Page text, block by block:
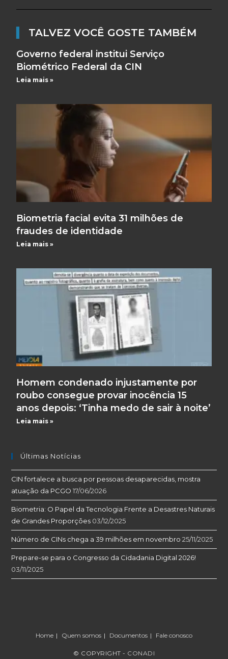
TALVEZ VOCÊ GOSTE TAMBÉM
Governo federal institui Serviço
Biométrico Federal da CIN
Leia mais »
Biometria facial evita 31 milhões de
fraudes de identidade
Leia mais »
Homem condenado injustamente por
roubo consegue provar inocência 15
anos depois: ‘Tinha medo de sair à noite’
Leia mais »
Últimas Notícias
CIN fortalece a busca por pessoas desaparecidas, mostra
atuação da PCGO 17/06/2026
Biometria: O Papel da Tecnologia Frente a Desastres Naturais
de Grandes Proporções 03/12/2025
Número de CINs chega a 39 milhões em novembro 25/11/2025
Prepare-se para o Congresso da Cidadania Digital 2026!
03/11/2025
Home Quem somos Documentos Fale conosco
© COPYRIGHT - CONADI